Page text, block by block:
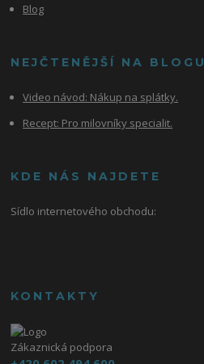
Blog
NEJČTENĚJŠÍ NA BLOGU
Video návod: Nákup na splátky.
Recept: Pro milovníky specialit.
KDE NÁS NAJDETE
Sídlo internetového obchodu:
KONTAKTY
Zákaznická podpora